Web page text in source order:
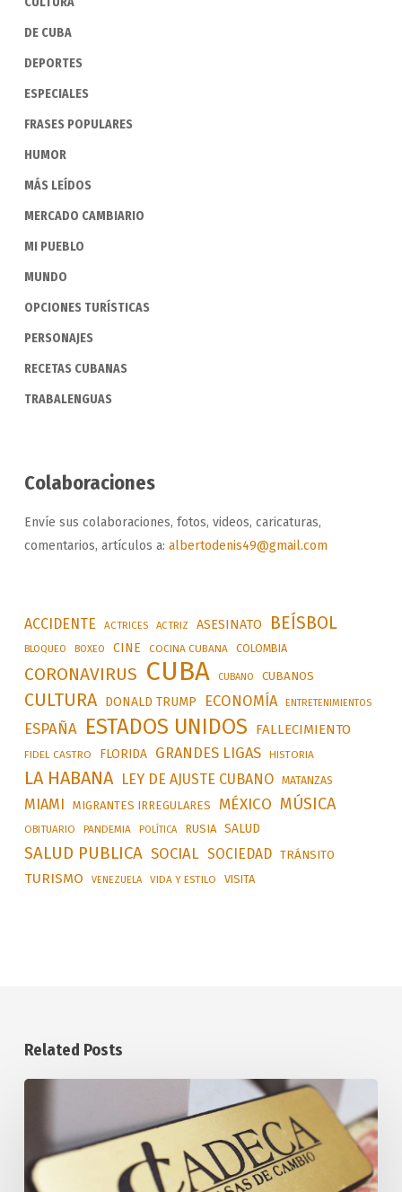
DE CUBA
DEPORTES
ESPECIALES
FRASES POPULARES
HUMOR
MÁS LEÍDOS
MERCADO CAMBIARIO
MI PUEBLO
MUNDO
OPCIONES TURÍSTICAS
PERSONAJES
RECETAS CUBANAS
TRABALENGUAS
Colaboraciones
Envíe sus colaboraciones, fotos, videos, caricaturas,
comentarios, artículos a: albertodenis49@gmail.com
ACCIDENTE ACTRICES ACTRIZ ASESINATO BEÍSBOL
BLOQUEO BOXEO CINE COCINA CUBANA COLOMBIA
CORONAVIRUS CUBA CUBANO CUBANOS
CULTURA DONALD TRUMP ECONOMÍA ENTRETENIMIENTOS
ESPAÑA ESTADOS UNIDOS FALLECIMIENTO
FIDEL CASTRO FLORIDA GRANDES LIGAS HISTORIA
LA HABANA LEY DE AJUSTE CUBANO MATANZAS
MIAMI MIGRANTES IRREGULARES MÉXICO MÚSICA
OBITUARIO PANDEMIA POLÍTICA RUSIA SALUD
SALUD PUBLICA SOCIAL SOCIEDAD TRÁNSITO
TURISMO VENEZUELA VIDA Y ESTILO VISITA
Related Posts
Cambio
de